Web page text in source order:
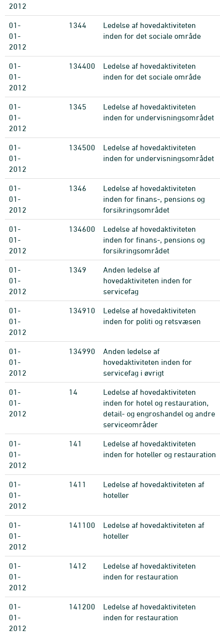
2012
01-
01-
2012
1344
Ledelse af hovedaktiviteten
inden for det sociale område
01-
01-
2012
134400
Ledelse af hovedaktiviteten
inden for det sociale område
01-
01-
2012
1345
Ledelse af hovedaktiviteten
inden for undervisningsområdet
01-
01-
2012
134500
Ledelse af hovedaktiviteten
inden for undervisningsområdet
01-
01-
2012
1346
Ledelse af hovedaktiviteten
inden for finans-, pensions og
forsikringsområdet
01-
01-
2012
134600
Ledelse af hovedaktiviteten
inden for finans-, pensions og
forsikringsområdet
01-
01-
2012
1349
Anden ledelse af
hovedaktiviteten inden for
servicefag
01-
01-
2012
134910
Ledelse af hovedaktiviteten
inden for politi og retsvæsen
01-
01-
2012
134990
Anden ledelse af
hovedaktiviteten inden for
servicefag i øvrigt
01-
01-
2012
14
Ledelse af hovedaktiviteten
inden for hotel og restauration,
detail- og engroshandel og andre
serviceområder
01-
01-
2012
141
Ledelse af hovedaktiviteten
inden for hoteller og restauration
01-
01-
2012
1411
Ledelse af hovedaktiviteten af
hoteller
01-
01-
2012
141100
Ledelse af hovedaktiviteten af
hoteller
01-
01-
2012
1412
Ledelse af hovedaktiviteten
inden for restauration
01-
01-
2012
141200
Ledelse af hovedaktiviteten
inden for restauration